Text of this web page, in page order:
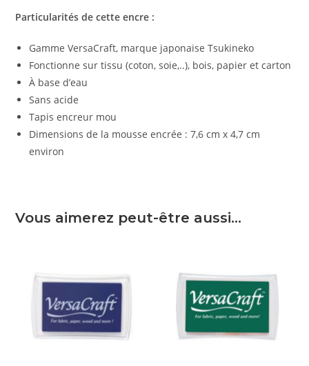
Particularités de cette encre :
Gamme VersaCraft, marque japonaise Tsukineko
Fonctionne sur tissu (coton, soie,..), bois, papier et carton
À base d’eau
Sans acide
Tapis encreur mou
Dimensions de la mousse encrée : 7,6 cm x 4,7 cm
environ
Vous aimerez peut-être aussi…